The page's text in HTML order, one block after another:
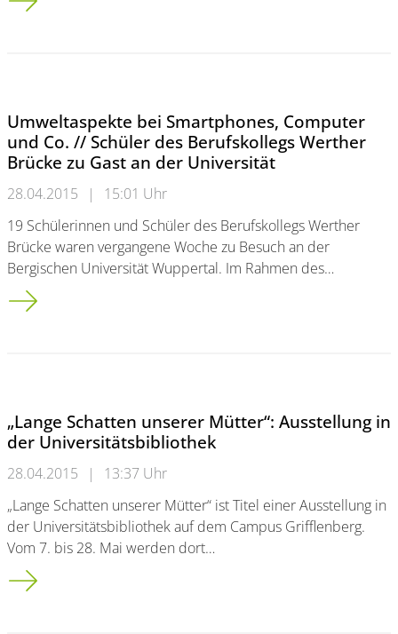
Umweltaspekte bei Smartphones, Computer
und Co. // Schüler des Berufskollegs Werther
Brücke zu Gast an der Universität
28.04.2015 |
15:01 Uhr
19 Schülerinnen und Schüler des Berufskollegs Werther
Brücke waren vergangene Woche zu Besuch an der
Bergischen Universität Wuppertal. Im Rahmen des…
Umweltaspekte bei Smartphones, Computer und Co. //<br /
„Lange Schatten unserer Mütter“: Ausstellung in
der Universitätsbibliothek
28.04.2015 |
13:37 Uhr
„Lange Schatten unserer Mütter“ ist Titel einer Ausstellung in
der Universitätsbibliothek auf dem Campus Grifflenberg.
Vom 7. bis 28. Mai werden dort…
„Lange Schatten unserer Mütter“: Ausstellung in der